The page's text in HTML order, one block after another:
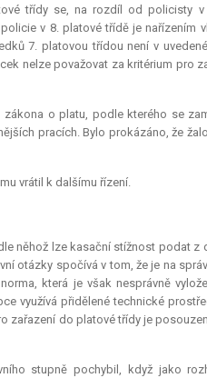
třídy se, na rozdíl od policisty
v 8. platové třídě je nařízením
7. platovou třídou není v
nelze považovat za kritérium pro
o platu, podle kterého se
pracích. Bylo prokázáno, že
vrátil k dalšímu řízení.
něhož lze kasační stížnost podat z
otázky spočívá v tom, že je na
která je však nesprávně
využívá přidělené technické
zařazení do platové třídy je
stupně pochybil, když jako